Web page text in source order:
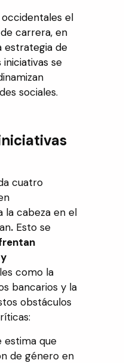
el
carrera, en
estrategia de
se
sociales.
cuatro
la cabeza en el
.Esto se
como la
bancarios y la
obstáculos
estima que
de género en